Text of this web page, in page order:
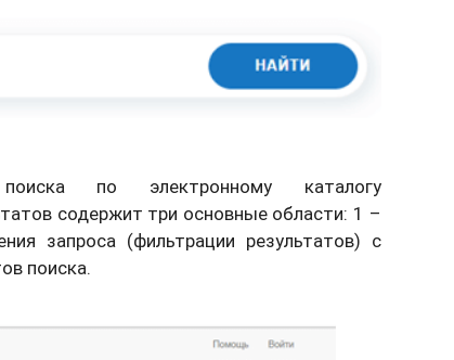
по электронному каталогу
содержит три основные области: 1 –
запроса (фильтрации результатов) с
поиска.